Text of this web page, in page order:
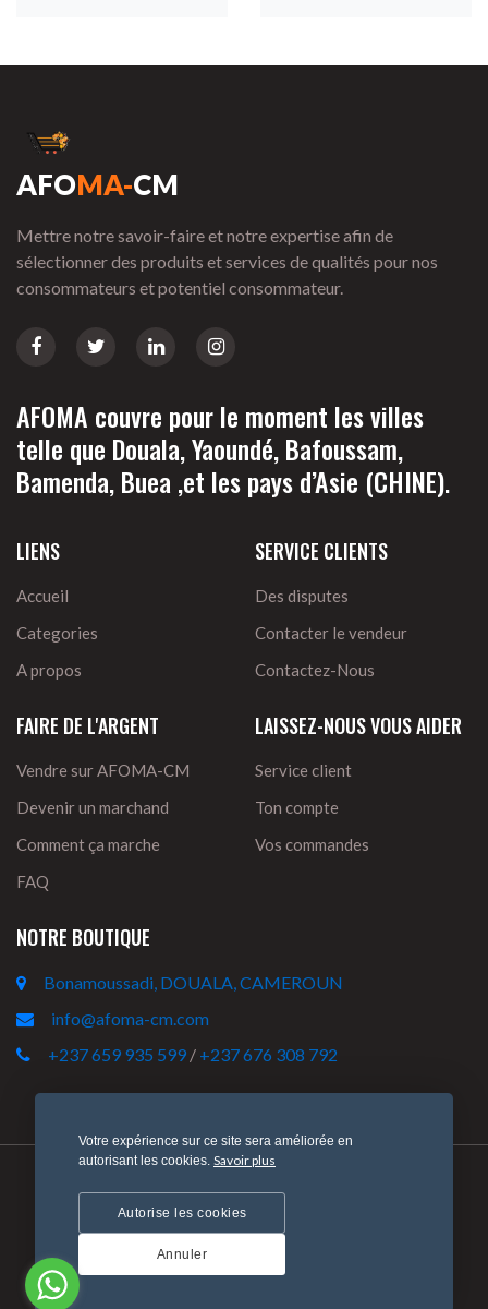
AFOMA-CM
Mettre notre savoir-faire et notre expertise afin de
sélectionner des produits et services de qualités pour nos
consommateurs et potentiel consommateur.
AFOMA couvre pour le moment les villes
telle que Douala, Yaoundé, Bafoussam,
Bamenda, Buea ,et les pays d’Asie (CHINE).
LIENS
Accueil
Categories
A propos
SERVICE CLIENTS
Des disputes
Contacter le vendeur
Contactez-Nous
FAIRE DE L'ARGENT
Vendre sur AFOMA-CM
Devenir un marchand
Comment ça marche
FAQ
LAISSEZ-NOUS VOUS AIDER
Service client
Ton compte
Vos commandes
NOTRE BOUTIQUE
Bonamoussadi, DOUALA, CAMEROUN
info@afoma-cm.com
+237 659 935 599 / +237 676 308 792
Politique de retour et de remboursement
© 2022 AFOMA-CM. Tous droits réservés. Conçu par
HONOWA Tech.
Votre expérience sur ce site sera améliorée en
autorisant les cookies. Savoir plus
Autorise les cookies
Annuler